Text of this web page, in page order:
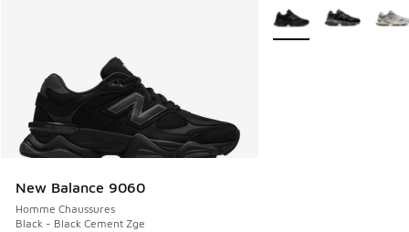
New Balance 9060
Homme Chaussures
Black - Black Cement Zge
Plus de couleurs